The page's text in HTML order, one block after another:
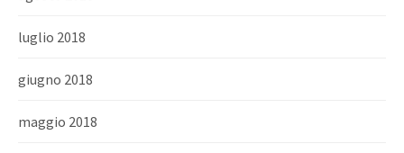
luglio 2018
giugno 2018
maggio 2018